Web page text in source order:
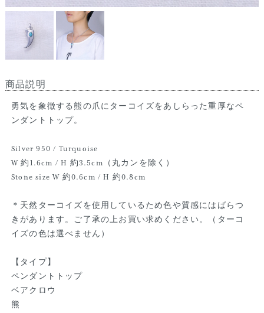
商品説明
勇気を象徴する熊の爪にターコイズをあしらった重厚なペ
ンダントトップ。
Silver 950 / Turquoise
W 約1.6cm / H 約3.5cm（丸カンを除く）
Stone size W 約0.6cm / H 約0.8cm
＊天然ターコイズを使用しているため色や質感にはばらつ
きがあります。ご了承の上お買い求めください。（ターコ
イズの色は選べません）
【タイプ】
ペンダントトップ
ベアクロウ
熊